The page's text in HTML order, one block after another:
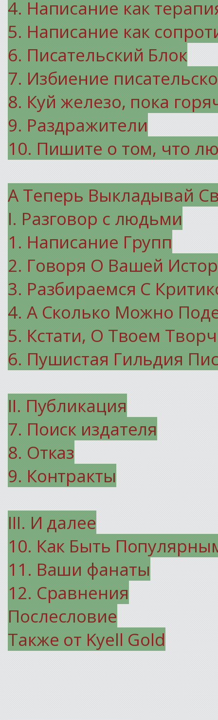
4. Написание как
5. Написание как
6. Писательский Блок
7. Избиение
8. Куй железо, пока
9. Раздражители
10. Пишите о том, что
А Теперь Выкладывай
I. Разговор с людьми
1. Написание Групп
2. Говоря О Вашей
3. Разбираемся С
4. А Сколько Можно
5. Кстати, О Твоем
6. Пушистая Гильдия
II. Публикация
7. Поиск издателя
8. Отказ
9. Контракты
III. И далее
10. Как Быть
11. Ваши фанаты
12. Сравнения
Послесловие
Также от Kyell Gold